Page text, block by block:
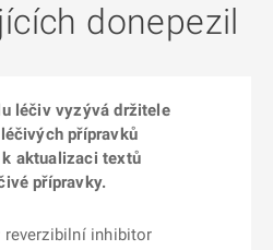
donepezil
léčiv vyzývá držitele
přípravků
aktualizaci textů
přípravky.
inhibitor